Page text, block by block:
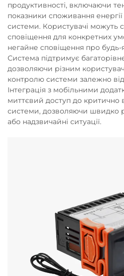
продуктивності, включаючи
показники споживання
системи. Користувачі можуть
сповіщення для конкретних
негайне сповіщення про будь-
Система підтримує
дозволяючи різним
контролю системи залежно від
Інтеграція з мобільними
миттєвий доступ до критично
системи, дозволяючи швидко
або надзвичайні ситуації.